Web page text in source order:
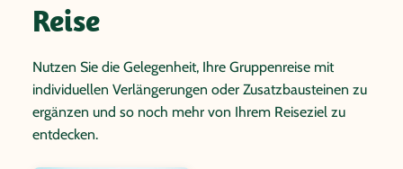
Reise
Nutzen Sie die Gelegenheit, Ihre Gruppenreise mit
individuellen Verlängerungen oder Zusatzbausteinen zu
ergänzen und so noch mehr von Ihrem Reiseziel zu
entdecken.